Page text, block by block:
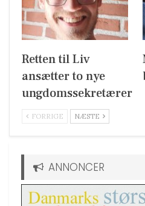
Retten til Liv
ansætter to nye
ungdomssekretærer
FORRIGE NÆSTE
ANNONCER